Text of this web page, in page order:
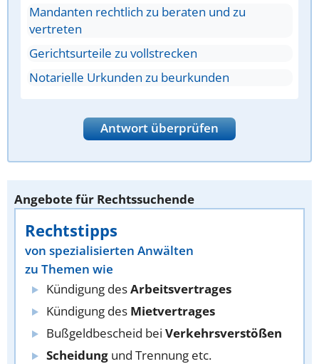
Mandanten rechtlich zu beraten und zu
vertreten
Gerichtsurteile zu vollstrecken
Notarielle Urkunden zu beurkunden
Antwort überprüfen
Angebote für Rechtssuchende
Rechtstipps
von spezialisierten Anwälten
zu Themen wie
Kündigung desArbeitsvertrages
Kündigung des Mietvertrages
Bußgeldbescheid bei Verkehrsverstößen
Scheidung und Trennung etc.